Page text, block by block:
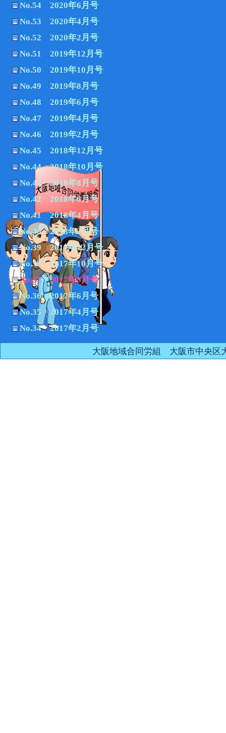
No.54 2020年6月号
No.53 2020年4月号
No.52 2020年2月号
No.51 2019年12月号
No.50 2019年10月号
No.49 2019年8月号
No.48 2019年6月号
No.47 2019年4月号
No.46 2019年2月号
No.45 2018年12月号
No.44 2018年10月号
No.43 2018年8月号
No.42 2018年6月号
No.41 2018年4月号
No.40 2018年2月号
No.39 2017年12月号
No.38 2017年10月号
No.37 2017年8月号
No.36 2017年6月号
No.35 2017年4月号
No.34 2017年2月号
大阪地域合同労組 大阪市中央区